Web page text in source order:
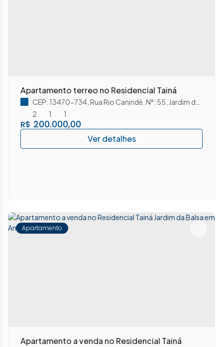
Apartamento terreo no Residencial Tainá
R$ 200.000,00
CEP: 13470-734 Rua Rio Canindé N°: 55 Jardim da Balsa II
2
1 1
Apartamento
Apartamento a venda no Residencial Tainá